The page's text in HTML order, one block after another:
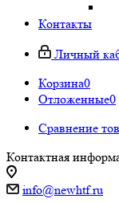
Контакты
Личный
Корзина0
Отложенные0
Сравнение
Контактная
info@newhtf.ru